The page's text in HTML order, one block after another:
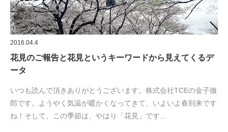
2016.04.4
花見のご報告と花見というキーワードから見えてくるデ
ータ
いつも読んで頂きありがとうございます。株式会社TCEの金子徹
郎です。ようやく気温が暖かくなってきて、いよいよ春到来です
ね！そして、この季節は、やはり「花見」です…